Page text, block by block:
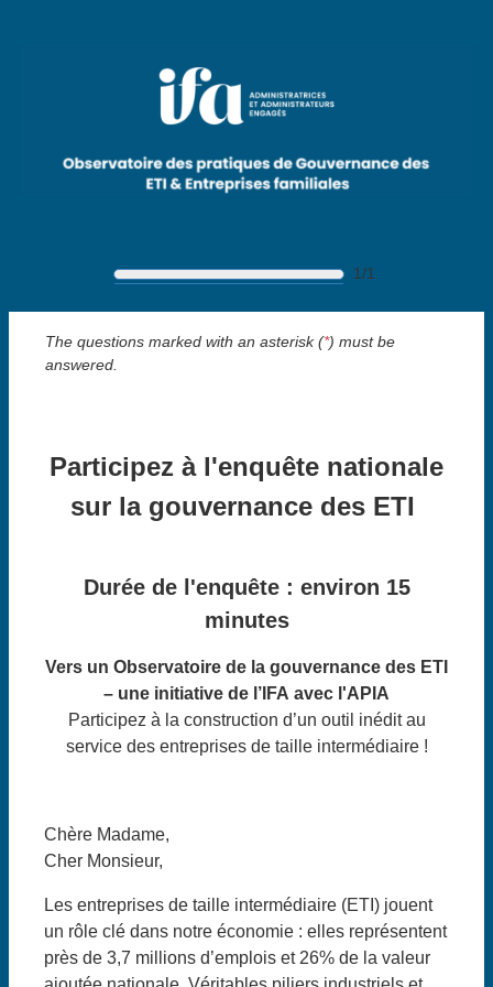
1/1
The questions marked with an asterisk (*) must be
answered.
Participez à l'enquête nationale
sur la gouvernance des ETI
Durée de l'enquête : environ 15
minutes
Vers un Observatoire de la gouvernance des ETI
– une initiative de l’IFA avec l'APIA
Participez à la construction d’un outil inédit au
service des entreprises de taille intermédiaire !
Chère Madame,
Cher Monsieur,
Les entreprises de taille intermédiaire (ETI) jouent
un rôle clé dans notre économie : elles représentent
près de 3,7 millions d’emplois et 26% de la valeur